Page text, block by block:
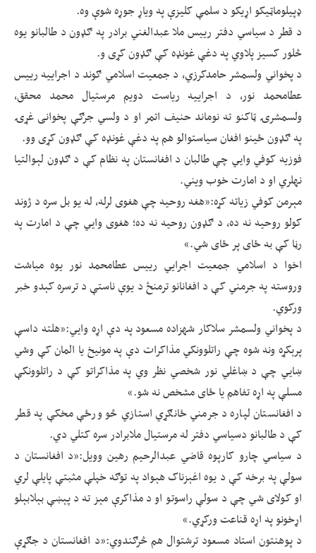
ډپيلوماټیکو اړیکو د سلمې کلیزې په ویاړ جوړه شوې وه.
د قطر د سیاسي دفتر رییس ملا عبدالغني برادر په ګډون د طالبانو یوه
څلور کسیز پلاوي په دغې غونډه کې ګډون کړی و.
د پخواني ولسمشر حامدکرزي، د جمعیت اسلامي ګوند د اجراییه رییس
عطامحمد نور، د اجراییه ریاست دویم مرستیال محمد محقق،
ولسمشرۍ ټاکنو ته نوماند حنیف اتمر او د ولسي جرګې پخوانی غړۍ
په ګډون ځينو افغان سیاستوالو هم په دغې غونډه کې ګډون کړی وو.
فوزیه کوفي وايي چې طالبان د افغانستان په نظام کې د ګډون لېوالتیا
نه‎لري او د امارت خوب ویني.
مېرمن کوفي زیاته کړه:«هغه روحیه چې هغوی لرله، له یو بل سره د ژوند
کولو روحیه نه ده، د ګډون روحیه نه ده؛ هغوی وايي چې د امارت په
رڼا کې به ځای پر ځای شي.»
اخوا د اسلامي جمعیت اجرایي رییس عطامحمد نور یوه میاشت
وروسته په جرمني کې د افغانانو ترمنځ د یوې ناستې د ترسره کېدو خبر
ورکوي.
د پخواني ولسمشر سلاکار شهزاده مسعود په دې اړه وايي:«هلته داسې
پرېکړه ونه شوه چې راتلوونکي مذاکرات دې په مونیخ یا المان کې وشي
ښايي چې د ښاغلي نور شخصي نظر وي په مذاکراتو کې د راتلوونکې
مسلې په اړه تفاهم یا ځای مشخص نه شو.»
د افغانستان لپاره د جرمني ځانګړي استازي څو ورځې مخکې په قطر
کې د طالبانو دسیاسي دفتر له مرستیال ملابرادر سره کتلي دي.
د سیاسي چارو کارپوه قاضي عبدالرحیم رهین وویل:«د افغانستان د
سولې په برخه کې د یوه اغېزناک هېواد په توګه خپلې مثبتې پایلې لري
او کولای شي چې د سولې راسوتو او د مذاکرې مېز ته د پېښې بېلابېلو
اړخونو په اړه قناعت ورکړي.»
د پوهنتون استاد مسعود ترشتوال هم څرګندوي:«د افغانستان د جګړې